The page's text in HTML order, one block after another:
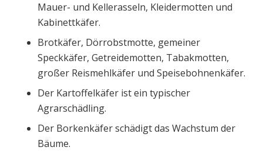
Mauer- und Kellerasseln, Kleidermotten und
Kabinettkäfer.
Brotkäfer, Dörrobstmotte, gemeiner
Speckkäfer, Getreidemotten, Tabakmotten,
großer Reismehlkäfer und Speisebohnenkäfer.
Der Kartoffelkäfer ist ein typischer
Agrarschädling.
Der Borkenkäfer schädigt das Wachstum der
Bäume.